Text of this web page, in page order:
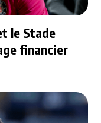
le Stade
financier